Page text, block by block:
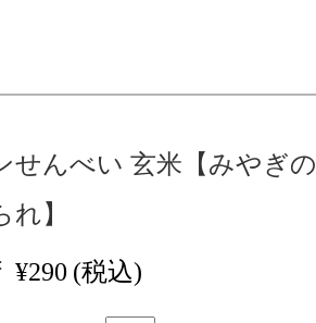
せんべい 玄米【みやぎの
れ】
¥290 (税込)